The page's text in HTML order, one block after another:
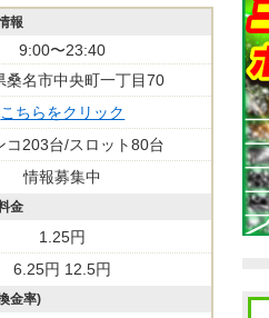
報
9:00〜23:40
桑名市中央町一丁目70
こちらをクリック
コ203台/スロット80台
情報募集中
金
1.25円
6.25円 12.5円
金率)